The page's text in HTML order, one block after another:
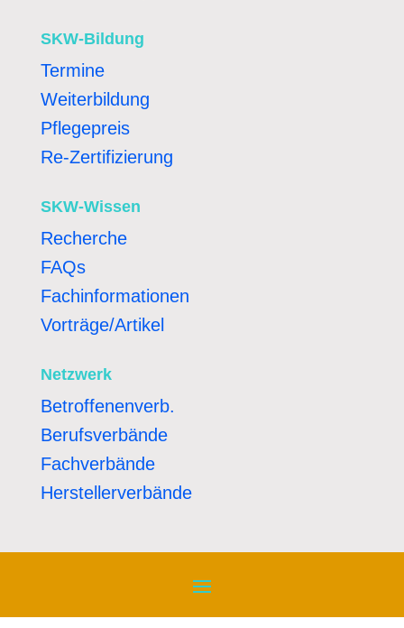
SKW-Bildung
Termine
Weiterbildung
Pflegepreis
Re-Zertifizierung
SKW-Wissen
Recherche
FAQs
Fachinformationen
Vorträge/Artikel
Netzwerk
Betroffenenverb.
Berufsverbände
Fachverbände
Herstellerverbände